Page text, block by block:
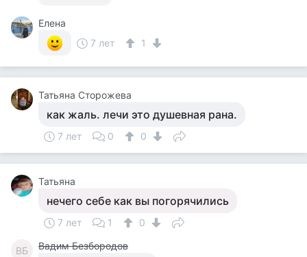
Елена
7 лет
1
Татьяна Сторожева
как жаль. лечи это душевная рана.
7 лет 0 0
Татьяна
нечего себе как вы погорячились
7 лет 1 0
ВБ Вадим Безбородов